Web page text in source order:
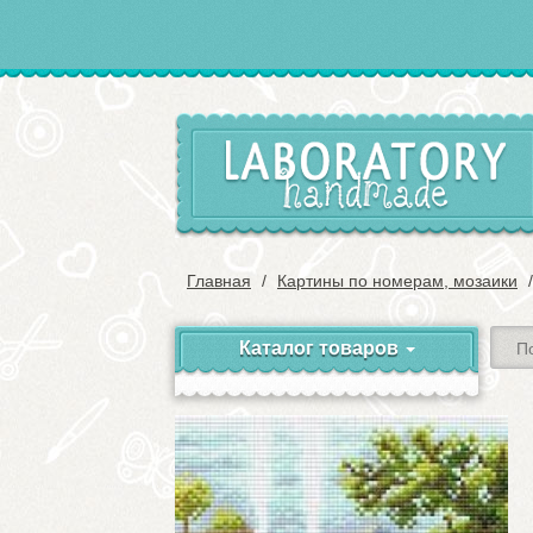
Главная Картины по номерам, мозаики
Каталог товаров